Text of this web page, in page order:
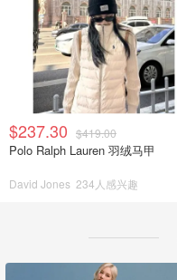
$237.30 $419.00
Polo Ralph Lauren 羽绒马甲
David Jones 234人感兴趣